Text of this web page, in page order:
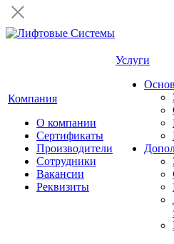
Компания
О компании
Сертификаты
Производители
Сотрудники
Вакансии
Реквизиты
Услуги